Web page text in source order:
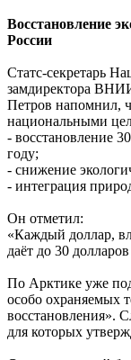
Восстановление
России
Статс-секретарь
замдиректора
Петров напомнил,
национальными
- восстановление
году;
- снижение
- интеграция
Он отметил:
«Каждый доллар,
даёт до 30
По Арктике уже
особо охраняемых
восстановления».
для которых